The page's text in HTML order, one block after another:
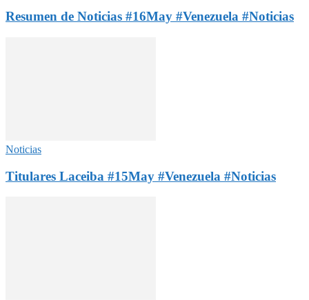
Resumen de Noticias #16May #Venezuela #Noticias
Noticias
Titulares Laceiba #15May #Venezuela #Noticias